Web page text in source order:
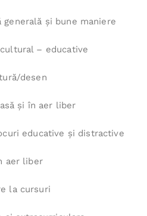
şi bune maniere
– educative
desen
şi în aer liber
educative şi distractive
aer liber
la cursuri